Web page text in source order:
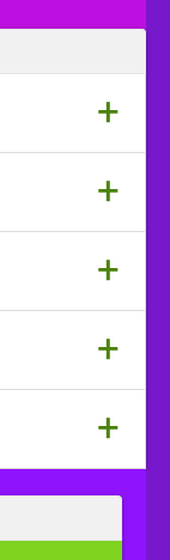
+
+
+
+
+